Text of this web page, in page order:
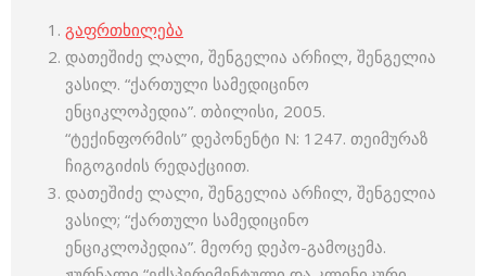
გაფრთხილება
დათეშიძე ლალი, შენგელია არჩილ, შენგელია
ვასილ. “ქართული სამედიცინო
ენციკლოპედია”. თბილისი, 2005.
“ტექინფორმის” დეპონენტი N: 1247. თეიმურაზ
ჩიგოგიძის რედაქციით.
დათეშიძე ლალი, შენგელია არჩილ, შენგელია
ვასილ; “ქართული სამედიცინო
ენციკლოპედია”. მეორე დეპო-გამოცემა.